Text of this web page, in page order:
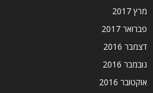
מרץ 2017
פברואר 2017
דצמבר 2016
נובמבר 2016
אוקטובר 2016